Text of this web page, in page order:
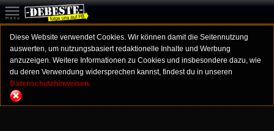
Diese Website verwendet Cookies. Wir können damit die Seitennutzung
auswerten, um nutzungsbasiert redaktionelle Inhalte und Werbung
anzuzeigen. Weitere Informationen zu Cookies und insbesondere dazu, wie
du deren Verwendung widersprechen kannst, findest du in unseren
Datenschutzhinweisen.